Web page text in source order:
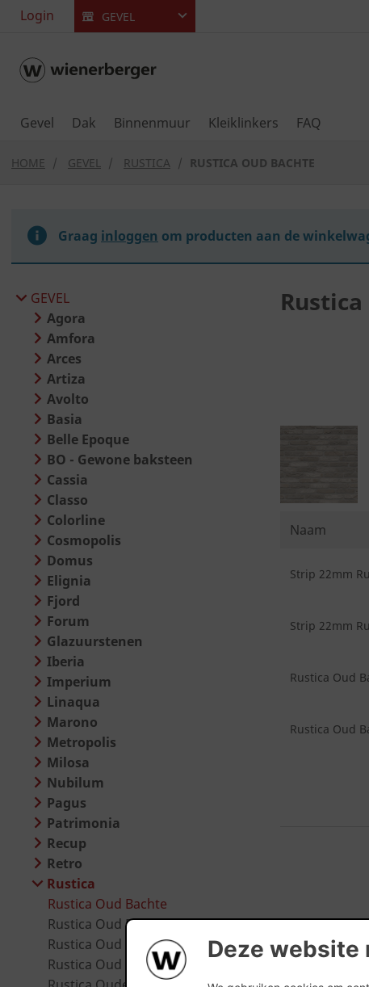
Deze website
text.skipToContent
text.skipToNavigation
Login GEVEL
Gevel Dak Binnenmuur Kleiklinkers FAQ
HOME GEVEL RUSTICA RUSTICA OUD BACHTE
Graag inloggen om producten aan de
GEVEL
Agora
Amfora
Arces
Artiza
Avolto
Basia
Belle Epoque
BO - Gewone baksteen
Cassia
Classo
Colorline
Cosmopolis
Domus
Elignia
Fjord
Forum
Glazuurstenen
Iberia
Imperium
Linaqua
Marono
Metropolis
Milosa
Nubilum
Pagus
Patrimonia
Recup
Retro
Rustica
Rustica Oud Bachte
Rustica Oud Damme
Rustica Oud Kempisch
Rustica Oud Malle
Naam
Strip 22mm
Strip 22mm
Rustica Oud
Rustica Oud